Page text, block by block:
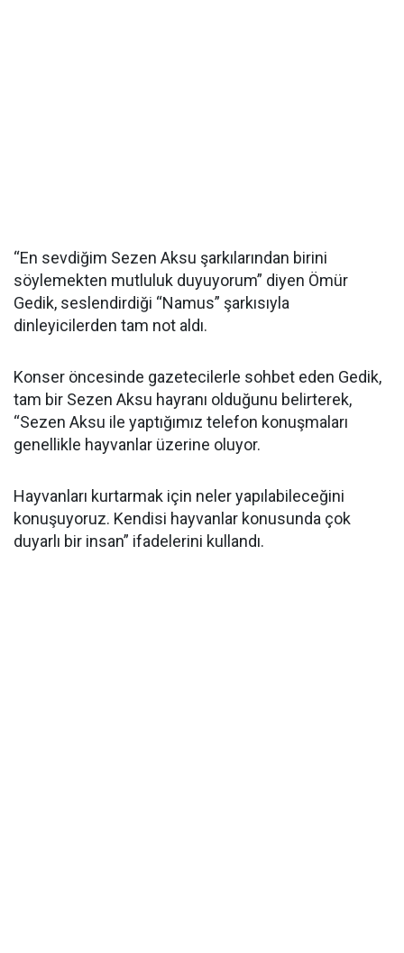
“En sevdiğim Sezen Aksu şarkılarından birini
söylemekten mutluluk duyuyorum” diyen Ömür
Gedik, seslendirdiği “Namus” şarkısıyla
dinleyicilerden tam not aldı.
Konser öncesinde gazetecilerle sohbet eden Gedik,
tam bir Sezen Aksu hayranı olduğunu belirterek,
“Sezen Aksu ile yaptığımız telefon konuşmaları
genellikle hayvanlar üzerine oluyor.
Hayvanları kurtarmak için neler yapılabileceğini
konuşuyoruz. Kendisi hayvanlar konusunda çok
duyarlı bir insan” ifadelerini kullandı.